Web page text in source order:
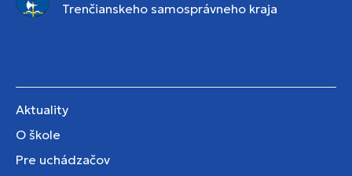
Trenčianskeho samosprávneho kraja
Aktuality
O škole
Pre uchádzačov